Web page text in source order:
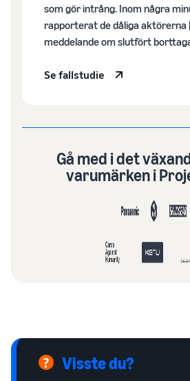
Stillahavsområdet,
Mellanöstern och
Nordafrika.
som gör intrång. Inom några
rapporterat de dåliga
meddelande om slutfört
Se fallstudie
Gå med i det
varumärken i
Visste du?